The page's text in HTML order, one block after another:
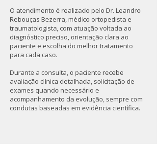
O atendimento é realizado pelo Dr. Leandro
Rebouças Bezerra, médico ortopedista e
traumatologista, com atuação voltada ao
diagnóstico preciso, orientação clara ao
paciente e escolha do melhor tratamento
para cada caso.
Durante a consulta, o paciente recebe
avaliação clínica detalhada, solicitação de
exames quando necessário e
acompanhamento da evolução, sempre com
condutas baseadas em evidência científica.